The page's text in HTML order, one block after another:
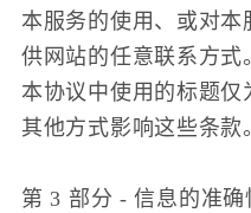
本服务的使用、或对
供网站的任意联系方式
本协议中使用的标题
其他方式影响这些条款
第 3 部分 - 信息的准